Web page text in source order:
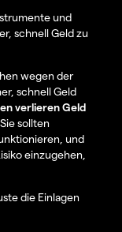
und
schnell Geld zu
wegen der
schnell Geld
verlieren Geld
Sie sollten
und
einzugehen,
die Einlagen